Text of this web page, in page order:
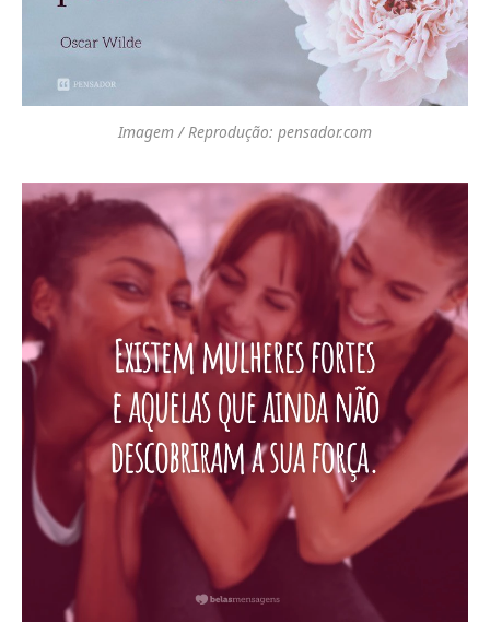
Imagem / Reprodução: pensador.com